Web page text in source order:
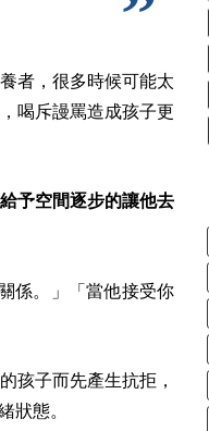
者，很多時候可能太
喝斥謾罵造成孩子更
予空間逐步的讓他去
係。」「當他接受你
孩子而先產生抗拒，
狀態。